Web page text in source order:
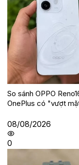
So sánh OPPO
OnePlus có "vượt
08/08/2026
0